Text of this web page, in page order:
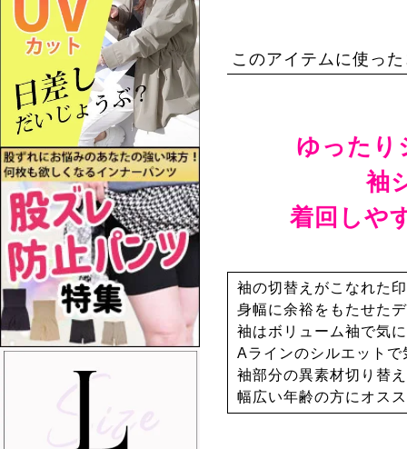
このアイテムに使っ
ゆったり
袖
着回しや
袖の切替えがこなれた
身幅に余裕をもたせた
袖はボリューム袖で気
Aラインのシルエット
袖部分の異素材切り替
幅広い年齢の方にオス